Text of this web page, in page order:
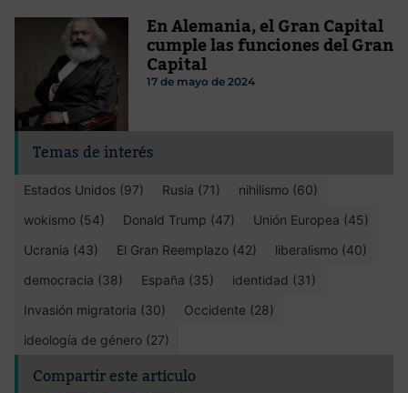
En Alemania, el Gran Capital
cumple las funciones del Gran
Capital
17 de mayo de 2024
Temas de interés
Estados Unidos (97) Rusia (71)
nihilismo (60)
wokismo (54)
Donald Trump (47)
Unión Europea (45)
Ucrania (43)
El Gran Reemplazo (42)
liberalismo (40)
democracia (38)
España (35)
identidad (31)
Invasión migratoria (30)
Occidente (28)
ideología de género (27)
Compartir este artículo